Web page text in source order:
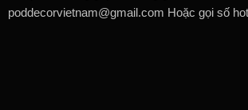
poddecorvietnam@gmail.com Hoặc gọi số